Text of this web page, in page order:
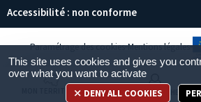
Accessibilité : non conforme
Paramétrage des cookies Mentions légales
MON TERRITOIRE MES DÉMARCHES
This site uses cookies and gives you
over what you want to activate
DENY ALL COOKIES